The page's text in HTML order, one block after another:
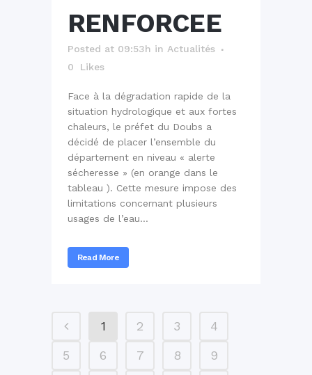
RENFORCEE
Posted at 09:53h in Actualités
0
Likes
Face à la dégradation rapide de la
situation hydrologique et aux fortes
chaleurs, le préfet du Doubs a
décidé de placer l’ensemble du
département en niveau « alerte
sécheresse » (en orange dans le
tableau ). Cette mesure impose des
limitations concernant plusieurs
usages de l’eau...
Read More
1 2 3
4
5
6 7 8
9